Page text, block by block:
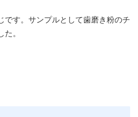
です。サンプルとして歯磨き粉のチ
た。